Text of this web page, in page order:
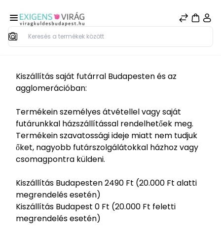
Keresés
Kiszállítás saját futárral Budapesten és az
agglomerációban:
Termékein személyes átvétellel vagy saját
futárunkkal házszállítással rendelhetőek meg.
Termékein szavatossági ideje miatt nem tudjuk
őket, nagyobb futárszolgálátokkal házhoz vagy
csomagpontra küldeni.
Kiszállítás Budapesten 2490 Ft (20.000 Ft alatti
megrendelés esetén)
Kiszállítás Budapest 0 Ft (20.000 Ft feletti
megrendelés esetén)